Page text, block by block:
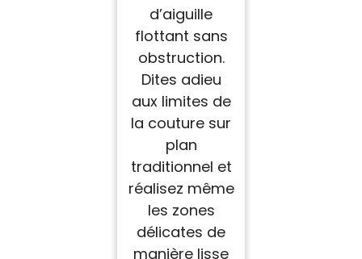
d’aiguille
flottant sans
obstruction.
Dites adieu
aux limites de
la couture sur
plan
traditionnel et
réalisez même
les zones
délicates de
manière lisse